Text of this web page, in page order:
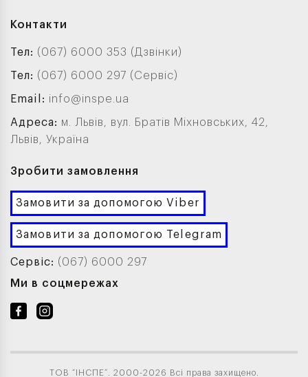
Контакти
Тел: (067) 6000 353 (Дзвінки)
Тел: (067) 6000 297 (Сервіс)
Email: info@inspe.ua
Адреса: м. Львів, вул. Братів Міхновських, 42,
Львів, Україна
Зробити замовлення
Замовити за допомогою Viber
Замовити за допомогою Telegram
Сервіс: (067) 6000 297
Ми в соцмережах
ТОВ “ІНСПЕ”. 2000-2026 Всі права захищено.